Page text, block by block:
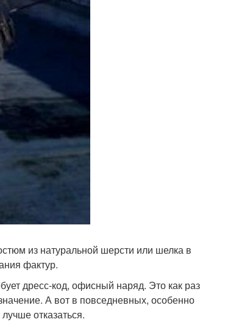
из натуральной шерсти или шелка в
фактур.
дресс-код, офисный наряд. Это как раз
А вот в повседневных, особенно
отказаться.